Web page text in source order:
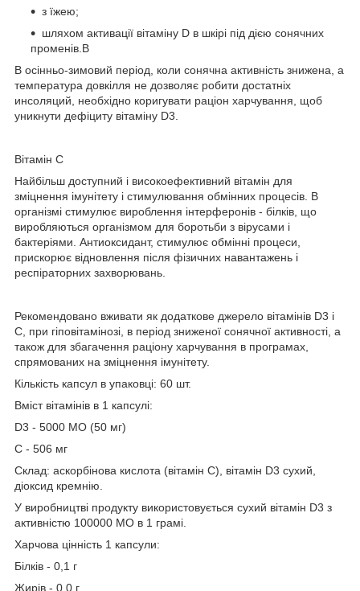
з їжею;
шляхом активації вітаміну D в шкірі під дією сонячних
променів.В
В осінньо-зимовий період, коли сонячна активність знижена, а
температура довкілля не дозволяє робити достатніх
инсоляций, необхідно коригувати раціон харчування, щоб
уникнути дефіциту вітаміну D3.
Вітамін С
Найбільш доступний і високоефективний вітамін для
зміцнення імунітету і стимулювання обмінних процесів. В
організмі стимулює вироблення інтерферонів - білків, що
виробляються організмом для боротьби з вірусами і
бактеріями. Антиоксидант, стимулює обмінні процеси,
прискорює відновлення після фізичних навантажень і
респіраторних захворювань.
Рекомендовано вживати як додаткове джерело вітамінів D3 і
С, при гіповітамінозі, в період зниженої сонячної активності, а
також для збагачення раціону харчування в програмах,
спрямованих на зміцнення імунітету.
Кількість капсул в упаковці: 60 шт.
Вміст вітамінів в 1 капсулі:
D3 - 5000 МО (50 мг)
С - 506 мг
Склад: аскорбінова кислота (вітамін С), вітамін D3 сухий,
діоксид кремнію.
У виробництві продукту використовується сухий вітамін D3 з
активністю 100000 МО в 1 грамі.
Харчова цінність 1 капсули:
Білків - 0,1 г
Жирів - 0,0 г